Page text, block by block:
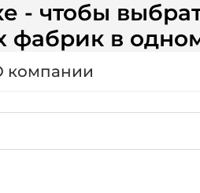
- чтобы
фабрик в
компании